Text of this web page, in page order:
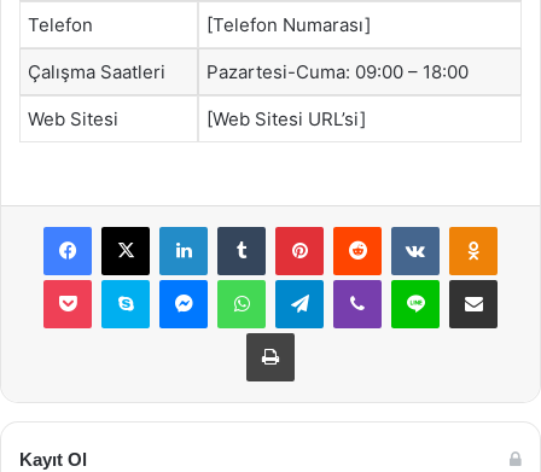
Telefon [Telefon Numarası]
Çalışma Saatleri Pazartesi-Cuma: 09:00 – 18:00
Web Sitesi [Web Sitesi URL’si]
Facebook
X LinkedInTumblr PinterestReddit VKontakte
Pocket Skype MessengerWhatsAppTelegramViber Line E-Posta ile
Yazdır
Kayıt Ol